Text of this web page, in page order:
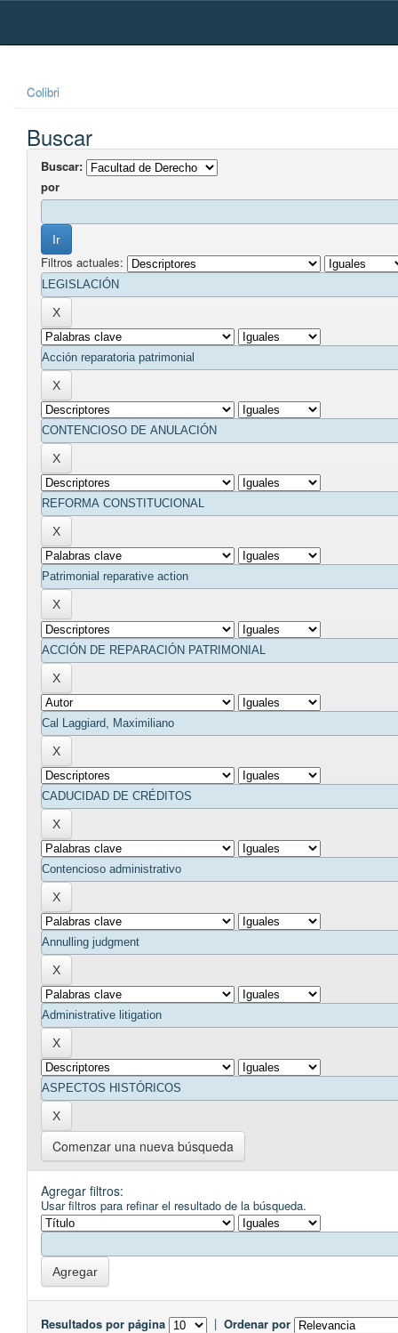
Skip
Colibri
Buscar
Buscar:
por
Filtros actuales:
Comenzar una nueva búsqueda
Agregar filtros:
Usar filtros para refinar el resultado de la búsqueda.
Resultados por página | Ordenar por